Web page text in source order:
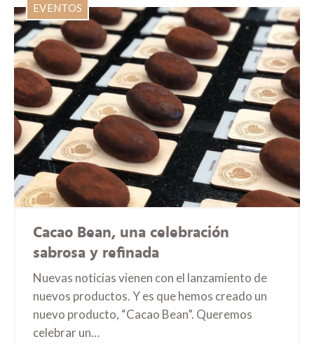
EVENTOS
Cacao Bean, una celebración
sabrosa y refinada
Nuevas noticias vienen con el lanzamiento de
nuevos productos. Y es que hemos creado un
nuevo producto, “Cacao Bean”. Queremos
celebrar un…